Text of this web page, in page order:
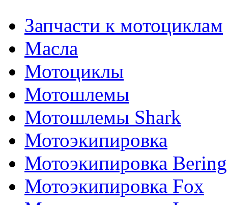
Запчасти к мотоциклам
Масла
Мотоциклы
Мотошлемы
Мотошлемы Shark
Мотоэкипировка
Мотоэкипировка Bering
Мотоэкипировка Fox